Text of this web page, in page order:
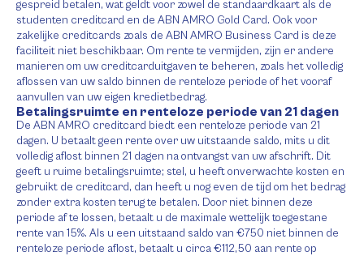
gespreid betalen, wat geldt voor zowel de standaardkaart als de
studenten creditcard en de ABN AMRO Gold Card. Ook voor
zakelijke creditcards zoals de ABN AMRO Business Card is deze
faciliteit niet beschikbaar. Om rente te vermijden, zijn er andere
manieren om uw creditcarduitgaven te beheren, zoals het volledig
aflossen van uw saldo binnen de renteloze periode of het vooraf
aanvullen van uw eigen kredietbedrag.
Betalingsruimte en renteloze periode van 21 dagen
De ABN AMRO creditcard biedt een renteloze periode van 21
dagen. U betaalt geen rente over uw uitstaande saldo, mits u dit
volledig aflost binnen 21 dagen na ontvangst van uw afschrift. Dit
geeft u ruime betalingsruimte; stel, u heeft onverwachte kosten en
gebruikt de creditcard, dan heeft u nog even de tijd om het bedrag
zonder extra kosten terug te betalen. Door niet binnen deze
periode af te lossen, betaalt u de maximale wettelijk toegestane
rente van 15%. Als u een uitstaand saldo van €750 niet binnen de
renteloze periode aflost, betaalt u circa €112,50 aan rente op